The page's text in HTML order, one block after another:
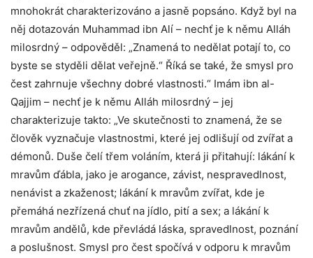
mnohokrát charakterizováno a jasně popsáno. Když byl na
něj dotazován Muhammad ibn Alí – nechť je k němu Alláh
milosrdný – odpověděl: „Znamená to nedělat potají to, co
byste se styděli dělat veřejně.“ Říká se také, že smysl pro
čest zahrnuje všechny dobré vlastnosti.“ Imám ibn al-
Qajjim – nechť je k němu Alláh milosrdný – jej
charakterizuje takto: „Ve skutečnosti to znamená, že se
člověk vyznačuje vlastnostmi, které jej odlišují od zvířat a
démonů. Duše čelí třem voláním, která ji přitahují: lákání k
mravům ďábla, jako je arogance, závist, nespravedlnost,
nenávist a zkaženost; lákání k mravům zvířat, kde je
přemáhá nezřízená chuť na jídlo, pití a sex; a lákání k
mravům andělů, kde převládá láska, spravedlnost, poznání
a poslušnost. Smysl pro čest spočívá v odporu k mravům